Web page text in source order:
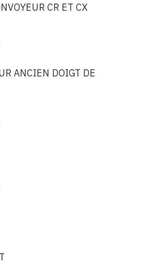
CR ET CX
ANCIEN DOIGT DE